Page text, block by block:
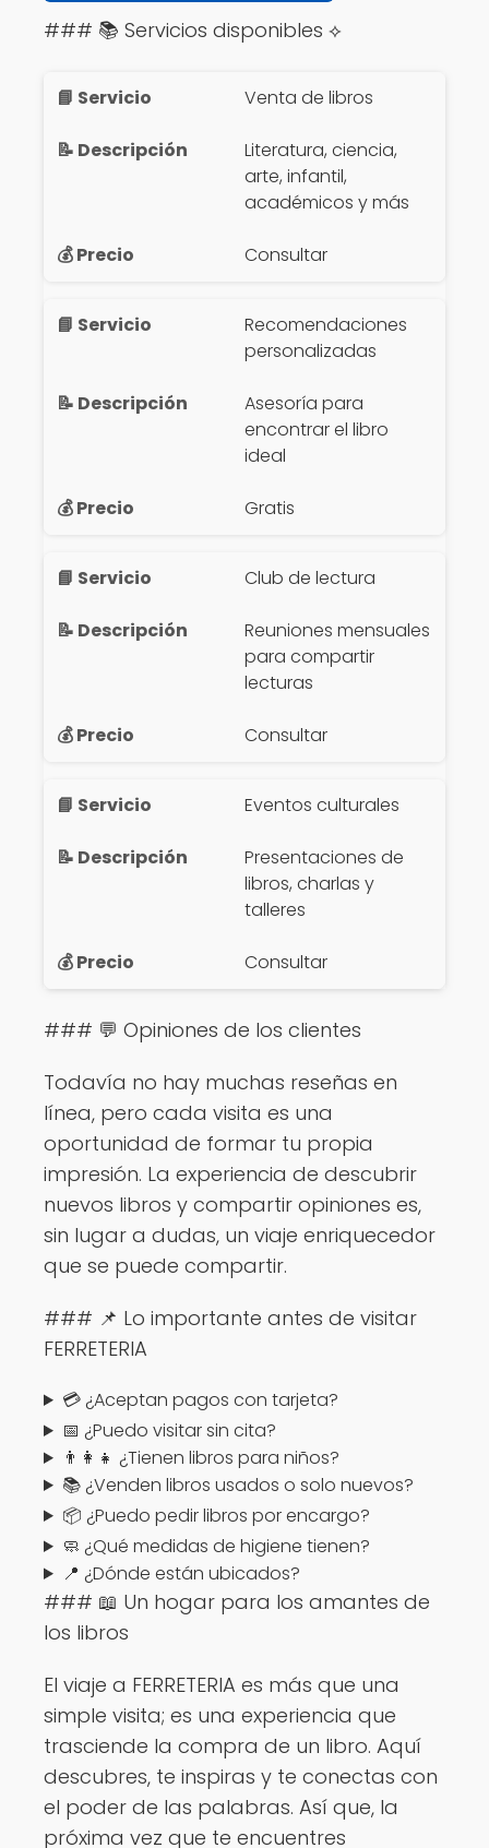
### 📚 Servicios disponibles ⟡
Venta de libros
Literatura, ciencia,
arte, infantil,
académicos y más
Consultar
Recomendaciones
personalizadas
Asesoría para
encontrar el libro
ideal
Gratis
Club de lectura
Reuniones mensuales
para compartir
lecturas
Consultar
Eventos culturales
Presentaciones de
libros, charlas y
talleres
Consultar
### 💬 Opiniones de los clientes
Todavía no hay muchas reseñas en
línea, pero cada visita es una
oportunidad de formar tu propia
impresión. La experiencia de descubrir
nuevos libros y compartir opiniones es,
sin lugar a dudas, un viaje enriquecedor
que se puede compartir.
### 📌 Lo importante antes de visitar
FERRETERIA
💳 ¿Aceptan pagos con tarjeta?
📅 ¿Puedo visitar sin cita?
👨‍👩‍👧 ¿Tienen libros para niños?
📚 ¿Venden libros usados o solo nuevos?
📦 ¿Puedo pedir libros por encargo?
🧼 ¿Qué medidas de higiene tienen?
📍 ¿Dónde están ubicados?
### 📖 Un hogar para los amantes de
los libros
El viaje a FERRETERIA es más que una
simple visita; es una experiencia que
trasciende la compra de un libro. Aquí
descubres, te inspiras y te conectas con
el poder de las palabras. Así que, la
próxima vez que te encuentres